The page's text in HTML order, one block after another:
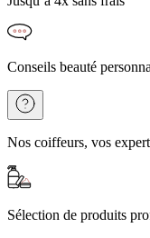
Conseils beauté
Nos coiffeurs, vos
Sélection de produits